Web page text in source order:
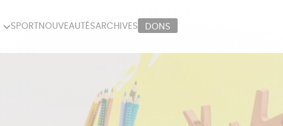
PAPETERIE
ÉPICERIE
SPORT NOUVEAUTÉSARCHIVES DONS